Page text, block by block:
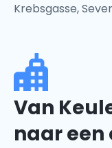
Krebsgasse,
Van
naar